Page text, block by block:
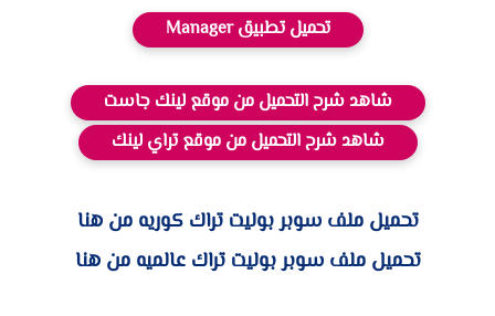
تحميل تطبيق Manager
شاهد شرح التحميل من موقع لينك جاست
شاهد شرح التحميل من موقع تراي لينك
تحميل ملف سوبر بوليت تراك كوريه من هنا
تحميل ملف سوبر بوليت تراك عالميه من هنا